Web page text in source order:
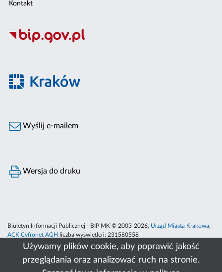
Używamy plików cookie, aby poprawić jakość
przeglądania oraz analizować ruch na stronie.
Kontakt
Wyślij e-mailem
Wersja do druku
Biuletyn Informacji Publicznej - BIP MK © 2003-2026, Urząd Miasta Krakowa,
ACK Cyfronet AGH
liczba wyświetleń: 231580558